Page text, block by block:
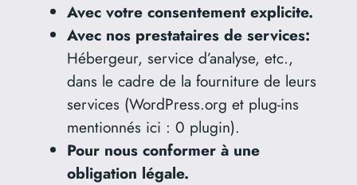
Avec votre consentement explicite.
Avec nos prestataires de services:
Hébergeur, service d’analyse, etc.,
dans le cadre de la fourniture de leurs
services (WordPress.org et plug-ins
mentionnés ici : 0 plugin).
Pour nous conformer à une
obligation légale.